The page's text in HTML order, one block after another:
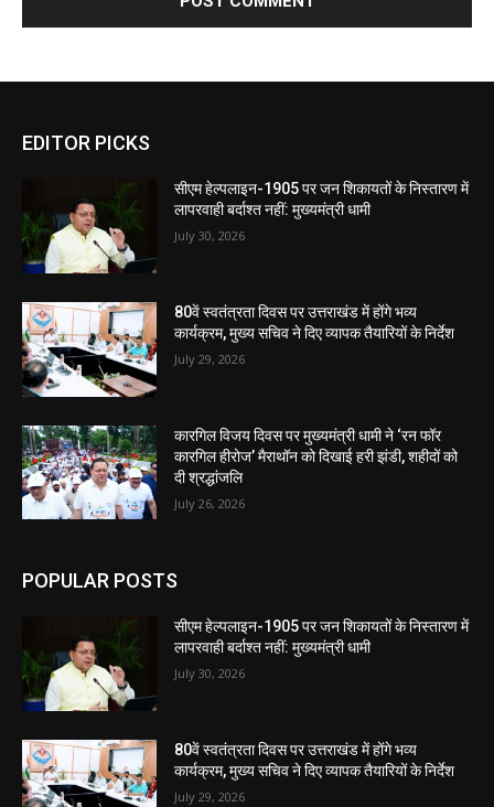
EDITOR PICKS
सीएम हेल्पलाइन-1905 पर जन शिकायतों के निस्तारण में
लापरवाही बर्दाश्त नहीं: मुख्यमंत्री धामी
July 30, 2026
80वें स्वतंत्रता दिवस पर उत्तराखंड में होंगे भव्य
कार्यक्रम, मुख्य सचिव ने दिए व्यापक तैयारियों के निर्देश
July 29, 2026
कारगिल विजय दिवस पर मुख्यमंत्री धामी ने ‘रन फॉर
कारगिल हीरोज’ मैराथॉन को दिखाई हरी झंडी, शहीदों को
दी श्रद्धांजलि
July 26, 2026
POPULAR POSTS
सीएम हेल्पलाइन-1905 पर जन शिकायतों के निस्तारण में
लापरवाही बर्दाश्त नहीं: मुख्यमंत्री धामी
July 30, 2026
80वें स्वतंत्रता दिवस पर उत्तराखंड में होंगे भव्य
कार्यक्रम, मुख्य सचिव ने दिए व्यापक तैयारियों के निर्देश
July 29, 2026